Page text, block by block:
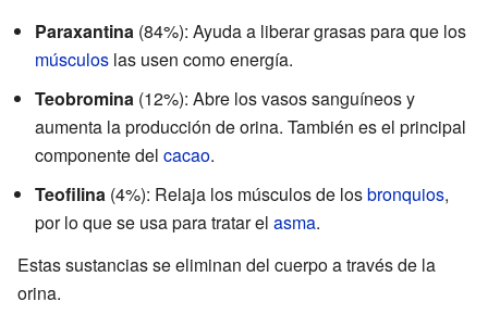
Paraxantina (84%): Ayuda a liberar grasas para que los
músculos las usen como energía.
Teobromina (12%): Abre los vasos sanguíneos y
aumenta la producción de orina. También es el principal
componente del cacao.
Teofilina (4%): Relaja los músculos de losbronquios,
por lo que se usa para tratar el asma.
Estas sustancias se eliminan del cuerpo a través de la
orina.